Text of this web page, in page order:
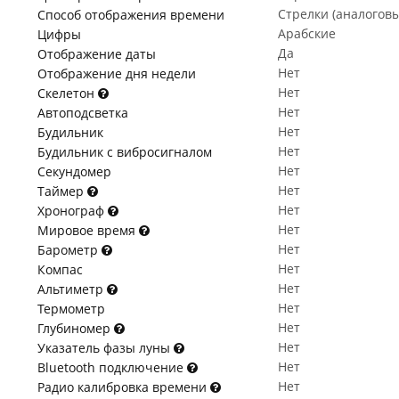
Способ отображения времени
Стрелки
Цифры
Арабские
Отображение даты
Да
Отображение дня недели
Нет
Скелетон
Нет
Автоподсветка
Нет
Будильник
Нет
Будильник с вибросигналом
Нет
Секундомер
Нет
Таймер
Нет
Хронограф
Нет
Мировое время
Нет
Барометр
Нет
Компас
Нет
Альтиметр
Нет
Термометр
Нет
Глубиномер
Нет
Указатель фазы луны
Нет
Bluetooth подключение
Нет
Радио калибровка времени
Нет